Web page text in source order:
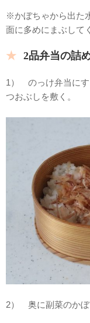
※かぼちゃから出た
面に多めにまぶして
2品弁当の詰
1） のっけ弁当にす
つおぶしを敷く。
2） 奥に副菜のかぼ